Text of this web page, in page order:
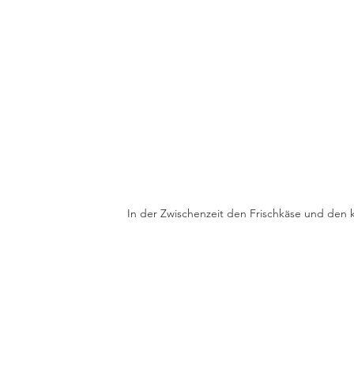
In der Zwischenzeit den Frischkäse und